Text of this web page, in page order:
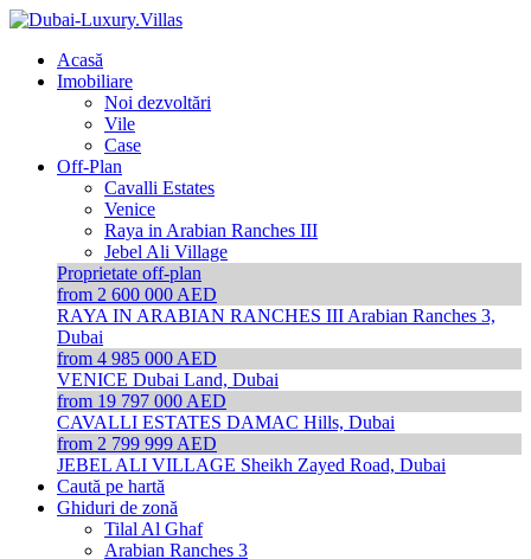
Acasă
Imobiliare
Noi dezvoltări
Vile
Case
Off-Plan
Cavalli Estates
Venice
Raya in Arabian Ranches III
Jebel Ali Village
Proprietate off-plan
from 2 600 000 AED
RAYA IN ARABIAN RANCHES III Arabian Ranches 3,
Dubai
from 4 985 000 AED
VENICE Dubai Land, Dubai
from 19 797 000 AED
CAVALLI ESTATES DAMAC Hills, Dubai
from 2 799 999 AED
JEBEL ALI VILLAGE Sheikh Zayed Road, Dubai
Caută pe hartă
Ghiduri de zonă
Tilal Al Ghaf
Arabian Ranches 3